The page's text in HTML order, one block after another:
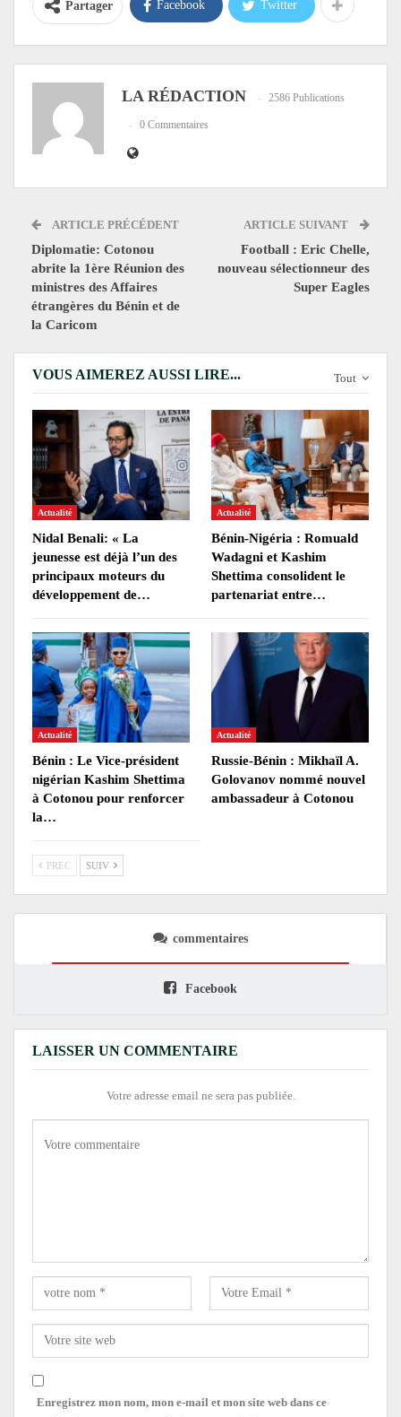
Partager Facebook Twitter
LA RÉDACTION 2586 Publications
0 Commentaires
ARTICLE PRÉCÉDENT
Diplomatie: Cotonou
abrite la 1ère Réunion des
ministres des Affaires
étrangères du Bénin et de
la Caricom
ARTICLE SUIVANT
Football : Eric Chelle,
nouveau sélectionneur des
Super Eagles
Tout
VOUS AIMEREZ AUSSI LIRE...
Actualité
Nidal Benali: « La
jeunesse est déjà l’un des
principaux moteurs du
développement de…
Actualité
Bénin-Nigéria : Romuald
Wadagni et Kashim
Shettima consolident le
partenariat entre…
Actualité
Bénin : Le Vice-président
nigérian Kashim Shettima
à Cotonou pour renforcer
la…
Actualité
Russie-Bénin : Mikhaïl A.
Golovanov nommé nouvel
ambassadeur à Cotonou
PREC SUIV
commentaires
Facebook
LAISSER UN COMMENTAIRE
Votre adresse email ne sera pas publiée.
Enregistrez mon nom, mon e-mail et mon site web dans ce